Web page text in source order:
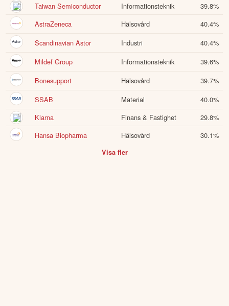
Taiwan Semiconductor Informationsteknik 39.8%
AstraZeneca
Hälsovård 40.4%
Scandinavian Astor
Industri 40.4%
Mildef Group
Informationsteknik 39.6%
Bonesupport
Hälsovård 39.7%
SSAB
Material 40.0%
Klarna
Finans & Fastighet 29.8%
Hansa Biopharma
Hälsovård 30.1%
Visa fler